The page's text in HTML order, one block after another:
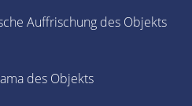
Auffrischung des Objekts
des Objekts